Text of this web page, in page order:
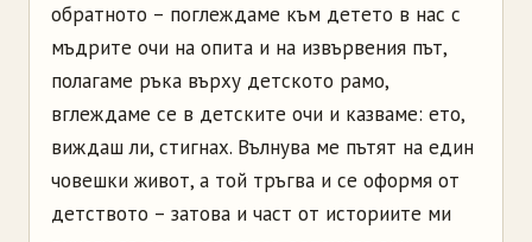
обратното – поглеждаме към детето в нас с
мъдрите очи на опита и на извървения път,
полагаме ръка върху детското рамо,
вглеждаме се в детските очи и казваме: ето,
виждаш ли, стигнах. Вълнува ме пътят на един
човешки живот, а той тръгва и се оформя от
детството – затова и част от историите ми